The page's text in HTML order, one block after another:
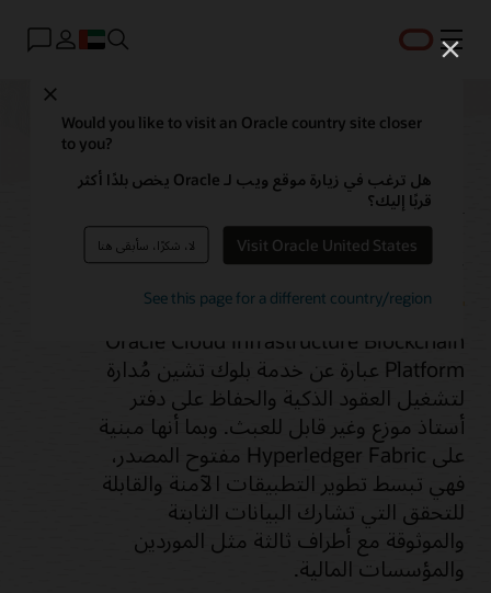
القائمة
Would you like to visit an Oracle country site closer
to you?
هل ترغب في زيارة موقع ويب لـ Oracle يخص بلدًا أكثر
قربًا إليك؟
Visit Oracle United States لا، شكرًا، سأبقى هنا
See this page for a different country/region
Blockchain Platform
Service
Oracle Cloud Infrastructure Blockchain
Platform عبارة عن خدمة بلوك تشين مُدارة
لتشغيل العقود الذكية والحفاظ على دفتر
أستاذ موزع وغير قابل للعبث. وبما أنها مبنية
على Hyperledger Fabric مفتوح المصدر،
فهي تبسط تطوير التطبيقات الآمنة والقابلة
للتحقق التي تشارك البيانات الثابتة
والموثوقة مع أطراف ثالثة مثل الموردين
والمؤسسات المالية.